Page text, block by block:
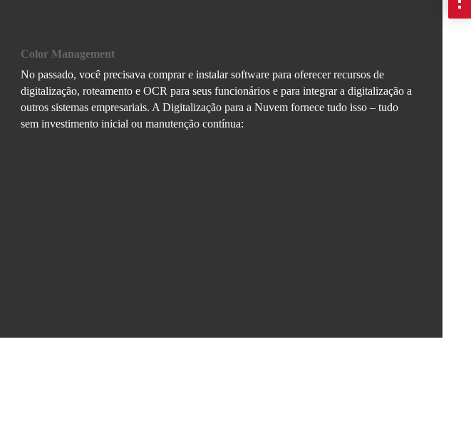
Color Management
No passado, você precisava comprar e instalar software para oferecer recursos de
digitalização, roteamento e OCR para seus funcionários e para integrar a digitalização a
outros sistemas empresariais. A Digitalização para a Nuvem fornece tudo isso – tudo
sem investimento inicial ou manutenção contínua: